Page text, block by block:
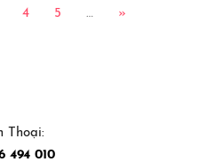
4 5 … »
Thoại:
494 010